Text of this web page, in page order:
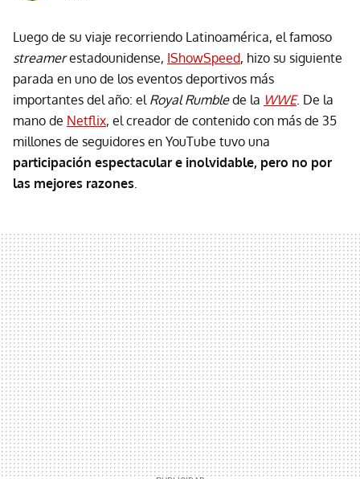
Luego de su viaje recorriendo Latinoamérica, el famoso
streamerestadounidense, IShowSpeed, hizo su siguiente
parada en uno de los eventos deportivos más
importantes del año: el Royal Rumblede la WWE. De la
mano de Netflix, el creador de contenido con más de 35
millones de seguidores en YouTube tuvo una
participación espectacular e inolvidable, pero no por
las mejores razones.